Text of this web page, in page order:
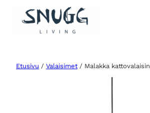
Etusivu / Valaisimet / Malakka kattovalaisin